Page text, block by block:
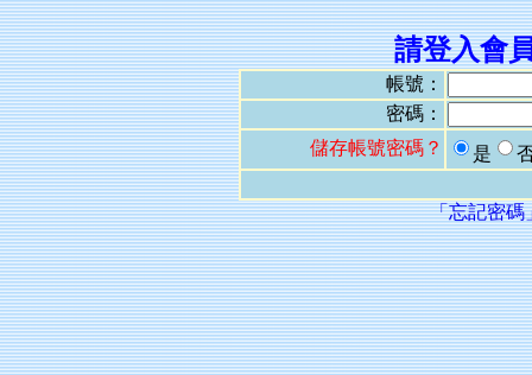
請登入會
帳號：
密碼：
儲存帳號密碼？
是
「忘記密碼